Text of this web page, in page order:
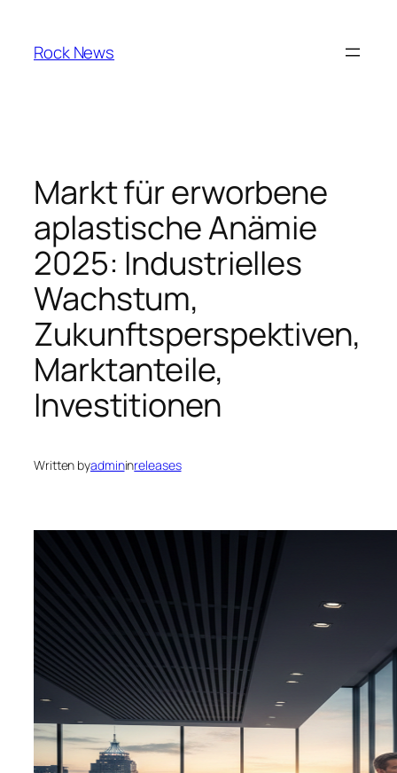
content
Rock News
Markt für erworbene
aplastische Anämie
2025: Industrielles
Wachstum,
Zukunftsperspektiven,
Marktanteile,
Investitionen
Written byadmininreleases